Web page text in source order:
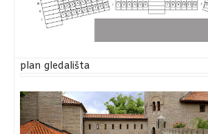
plan gledališta